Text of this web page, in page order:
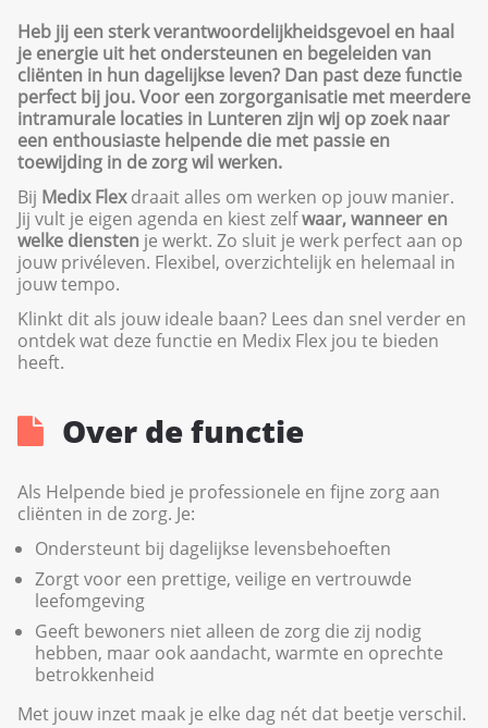
Heb jij een sterk verantwoordelijkheidsgevoel en haal
je energie uit het ondersteunen en begeleiden van
cliënten in hun dagelijkse leven? Dan past deze functie
perfect bij jou. Voor een zorgorganisatie met meerdere
intramurale locaties in Lunteren zijn wij op zoek naar
een enthousiaste helpende die met passie en
toewijding in de zorg wil werken.
Bij Medix Flex draait alles om werken op jouw manier.
Jij vult je eigen agenda en kiest zelfwaar, wanneer en
welke diensten je werkt. Zo sluit je werk perfect aan op
jouw privéleven. Flexibel, overzichtelijk en helemaal in
jouw tempo.
Klinkt dit als jouw ideale baan? Lees dan snel verder en
ontdek wat deze functie en Medix Flex jou te bieden
heeft.
Over de functie
Als Helpende bied je professionele en fijne zorg aan
cliënten in de zorg. Je:
Ondersteunt bij dagelijkse levensbehoeften
Zorgt voor een prettige, veilige en vertrouwde
leefomgeving
Geeft bewoners niet alleen de zorg die zij nodig
hebben, maar ook aandacht, warmte en oprechte
betrokkenheid
Met jouw inzet maak je elke dag nét dat beetje verschil.